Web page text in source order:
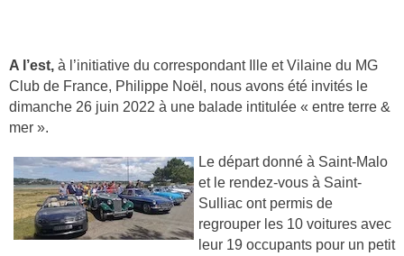
A l’est, à l’initiative du correspondant Ille et Vilaine du MG
Club de France, Philippe Noël, nous avons été invités le
dimanche 26 juin 2022 à une balade intitulée « entre terre &
mer ».
Le départ donné à Saint-Malo
et le rendez-vous à Saint-
Sulliac ont permis de
regrouper les 10 voitures avec
leur 19 occupants pour un petit